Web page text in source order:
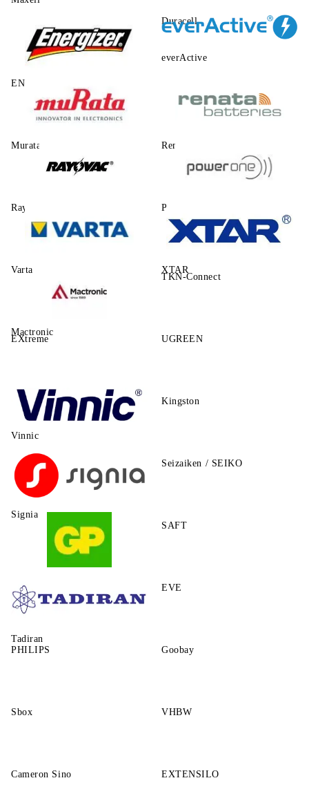
Duracell
ENERGIZER
everActive
Murata Renata
Rayovac Power One
Varta XTAR
Mactronic
TKN-Connect
EXtreme UGREEN
Vinnic
Kingston
Signia
Seizaiken / SEIKO
SAFT
Tadiran
EVE
PHILIPS Goobay
Sbox VHBW
Cameron Sino EXTENSILO